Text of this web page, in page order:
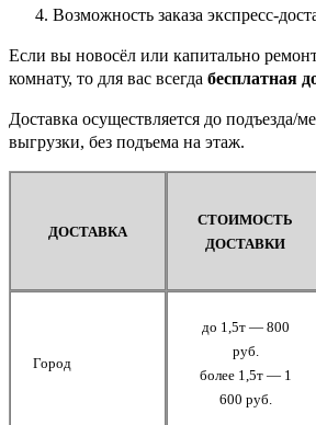
Возможность заказа экспресс-
Если вы новосёл или капитально
комнату, то для вас всегда бесплатная
Доставка осуществляется до подъезда/
выгрузки, без подъема на этаж.
ДОСТАВКА
СТОИМОСТЬ
ДОСТАВКИ
Город
до 1,5т — 800
руб.
более 1,5т — 1
600 руб.